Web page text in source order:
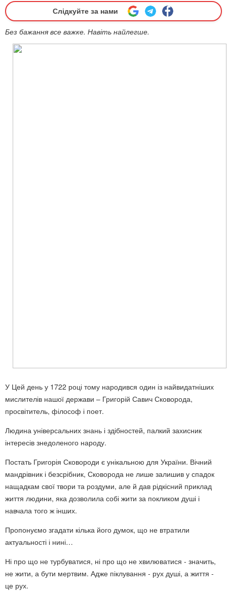
Слідкуйте за нами
Без бажання все важке. Навіть найлегше.
У Цей день у 1722 році тому народився один із найвидатніших
мислителів нашої держави – Григорій Савич Сковорода,
просвітитель, філософ і поет.
Людина універсальних знань і здібностей, палкий захисник
інтересів знедоленого народу.
Постать Григорія Сковороди є унікальною для України. Вічний
мандрівник і безсрібник, Сковорода не лише залишив у спадок
нащадкам свої твори та роздуми, але й дав рідкісний приклад
життя людини, яка дозволила собі жити за покликом душі і
навчала того ж інших.
Пропонуємо згадати кілька його думок, що не втратили
актуальності і нині…
Ні про що не турбуватися, ні про що не хвилюватися - значить,
не жити, а бути мертвим. Адже піклування - рух душі, а життя -
це рух.